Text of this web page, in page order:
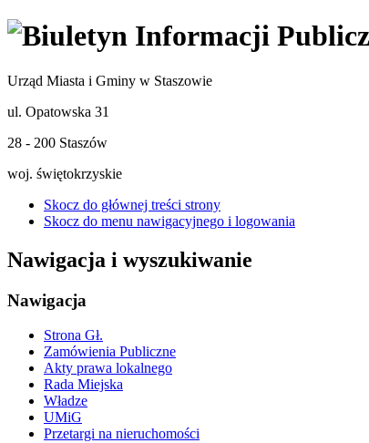
Urząd Miasta i Gminy w Staszowie
ul. Opatowska 31
28 - 200 Staszów
woj. świętokrzyskie
Skocz do głównej treści strony
Skocz do menu nawigacyjnego i logowania
Nawigacja i wyszukiwanie
Nawigacja
Strona Gł.
Zamówienia Publiczne
Akty prawa lokalnego
Rada Miejska
Władze
UMiG
Przetargi na nieruchomości